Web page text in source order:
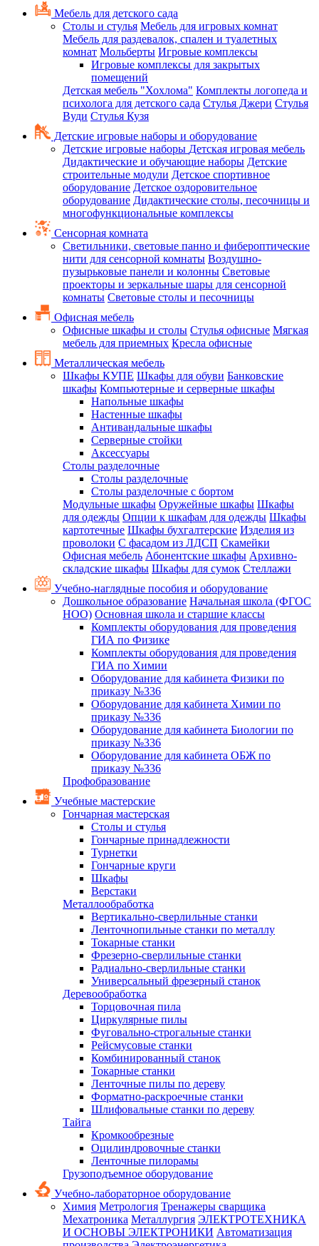
Мебель для детского сада
Столы и стулья Мебель для игровых комнат
Мебель для раздевалок, спален и туалетных
комнат Мольберты Игровые комплексы
Игровые комплексы для закрытых
помещений
Детская мебель "Хохлома" Комплекты логопеда и
психолога для детского сада Стулья Джери Стулья
Вуди Стулья Кузя
Детские игровые наборы и оборудование
Детские игровые наборы Детская игровая мебель
Дидактические и обучающие наборы Детские
строительные модули Детское спортивное
оборудование Детское оздоровительное
оборудование Дидактические столы, песочницы и
многофункциональные комплексы
Сенсорная комната
Светильники, световые панно и фибероптические
нити для сенсорной комнаты Воздушно-
пузырьковые панели и колонны Световые
проекторы и зеркальные шары для сенсорной
комнаты Световые столы и песочницы
Офисная мебель
Офисные шкафы и столы Стулья офисные Мягкая
мебель для приемных Кресла офисные
Металлическая мебель
Шкафы КУПЕ Шкафы для обуви Банковские
шкафы Компьютерные и серверные шкафы
Напольные шкафы
Настенные шкафы
Антивандальные шкафы
Серверные стойки
Аксессуары
Столы разделочные
Столы разделочные
Столы разделочные с бортом
Модульные шкафы Оружейные шкафы Шкафы
для одежды Опции к шкафам для одежды Шкафы
картотечные Шкафы бухгалтерские Изделия из
проволоки С фасадом из ЛДСП Скамейки
Офисная мебель Абонентские шкафы Архивно-
складские шкафы Шкафы для сумок Стеллажи
Учебно-наглядные пособия и оборудование
Дошкольное образование Начальная школа (ФГОС
НОО) Основная школа и старшие классы
Комплекты оборудования для проведения
ГИА по Физике
Комплекты оборудования для проведения
ГИА по Химии
Оборудование для кабинета Физики по
приказу №336
Оборудование для кабинета Химии по
приказу №336
Оборудование для кабинета Биологии по
приказу №336
Оборудование для кабинета ОБЖ по
приказу №336
Профобразование
Учебные мастерские
Гончарная мастерская
Столы и стулья
Гончарные принадлежности
Турнетки
Гончарные круги
Шкафы
Верстаки
Металлообработка
Вертикально-сверлильные станки
Ленточнопильные станки по металлу
Токарные станки
Фрезерно-сверлильные станки
Радиально-сверлильные станки
Универсальный фрезерный станок
Деревообработка
Торцовочная пила
Циркулярные пилы
Фуговально-строгальные станки
Рейсмусовые станки
Комбинированный станок
Токарные станки
Ленточные пилы по дереву
Форматно-раскроечные станки
Шлифовальные станки по дереву
Тайга
Кромкообрезные
Оцилиндровочные станки
Ленточные пилорамы
Грузоподъемное оборудование
Учебно-лабораторное оборудование
Химия Метрология Тренажеры сварщика
Мехатроника Металлургия ЭЛЕКТРОТЕХНИКА
И ОСНОВЫ ЭЛЕКТРОНИКИ Автоматизация